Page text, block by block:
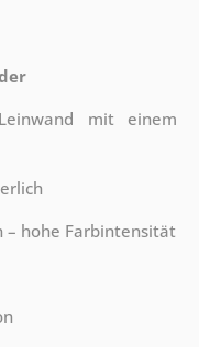
mit einem
hohe Farbintensität